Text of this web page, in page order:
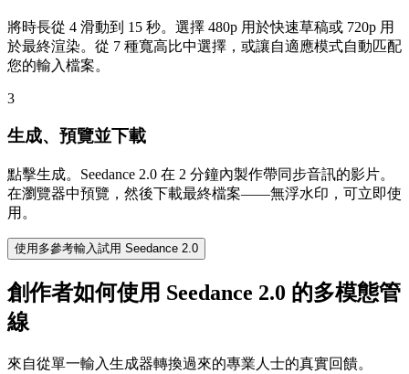
將時長從 4 滑動到 15 秒。選擇 480p 用於快速草稿或 720p 用
於最終渲染。從 7 種寬高比中選擇，或讓自適應模式自動匹配
您的輸入檔案。
3
生成、預覽並下載
點擊生成。Seedance 2.0 在 2 分鐘內製作帶同步音訊的影片。
在瀏覽器中預覽，然後下載最終檔案——無浮水印，可立即使
用。
使用多參考輸入試用 Seedance 2.0
創作者如何使用 Seedance 2.0 的多模態管
線
來自從單一輸入生成器轉換過來的專業人士的真實回饋。